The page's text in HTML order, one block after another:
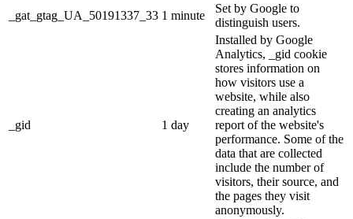
_gat_gtag_UA_50191337_33 1 minute
Set by Google to
distinguish users.
_gid 1 day
Installed by Google
Analytics, _gid cookie
stores information on
how visitors use a
website, while also
creating an analytics
report of the website's
performance. Some of the
data that are collected
include the number of
visitors, their source, and
the pages they visit
anonymously.